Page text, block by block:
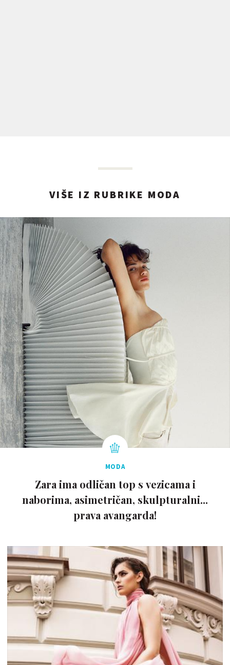
VIŠE IZ RUBRIKE MODA
MODA
Zara ima odličan top s vezicama i
naborima, asimetričan, skulpturalni...
prava avangarda!